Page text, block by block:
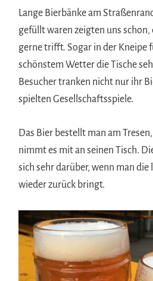
Lange Bierbänke am
gefüllt waren zeigten uns schon,
gerne trifft. Sogar in der Kneipe
schönstem Wetter die Tische
Besucher tranken nicht nur ihr
spielten Gesellschaftsspiele.
Das Bier bestellt man am
nimmt es mit an seinen Tisch.
sich sehr darüber, wenn man die
wieder zurück bringt.